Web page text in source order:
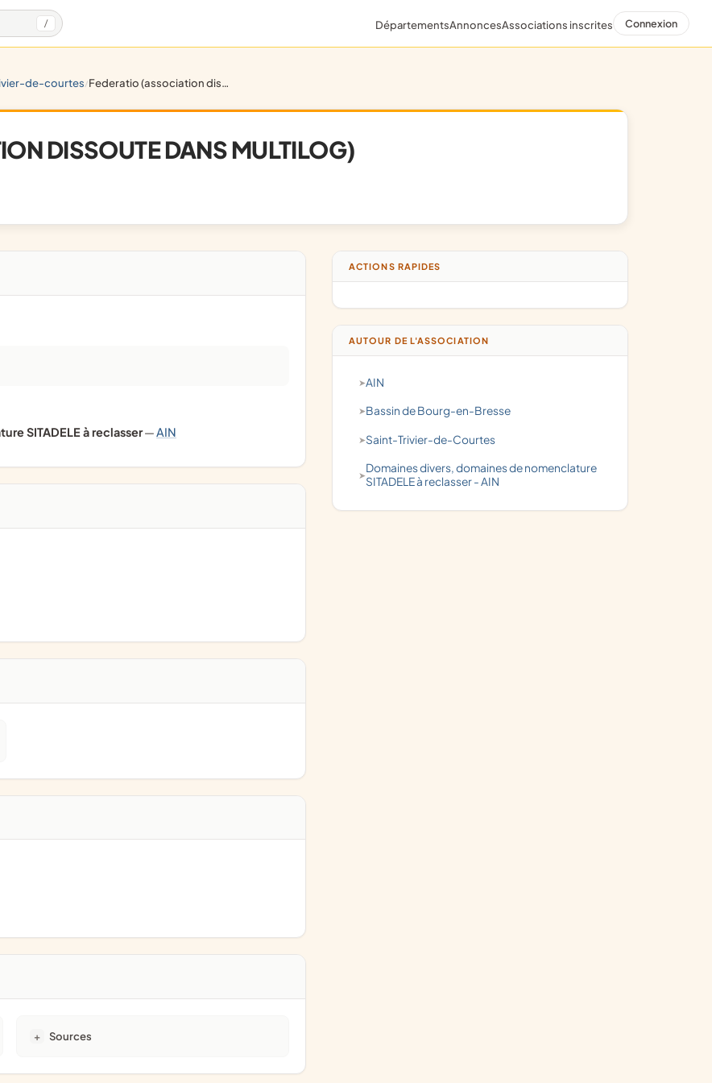
/ DépartementsAnnoncesAssociations inscrites Connexion
de-courtes/ federatio (association dissoute dans multilog)
DISSOUTE DANS MULTILOG)
SITADELE à reclasser—AIN
Sources
ACTIONS RAPIDES
AUTOUR DE L'ASSOCIATION
AIN
Bassin de Bourg-en-Bresse
Saint-Trivier-de-Courtes
domaines divers, domaines de nomenclature
SITADELE à reclasser - AIN